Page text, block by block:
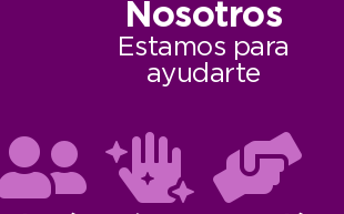
Nosotros
Estamos para
ayudarte